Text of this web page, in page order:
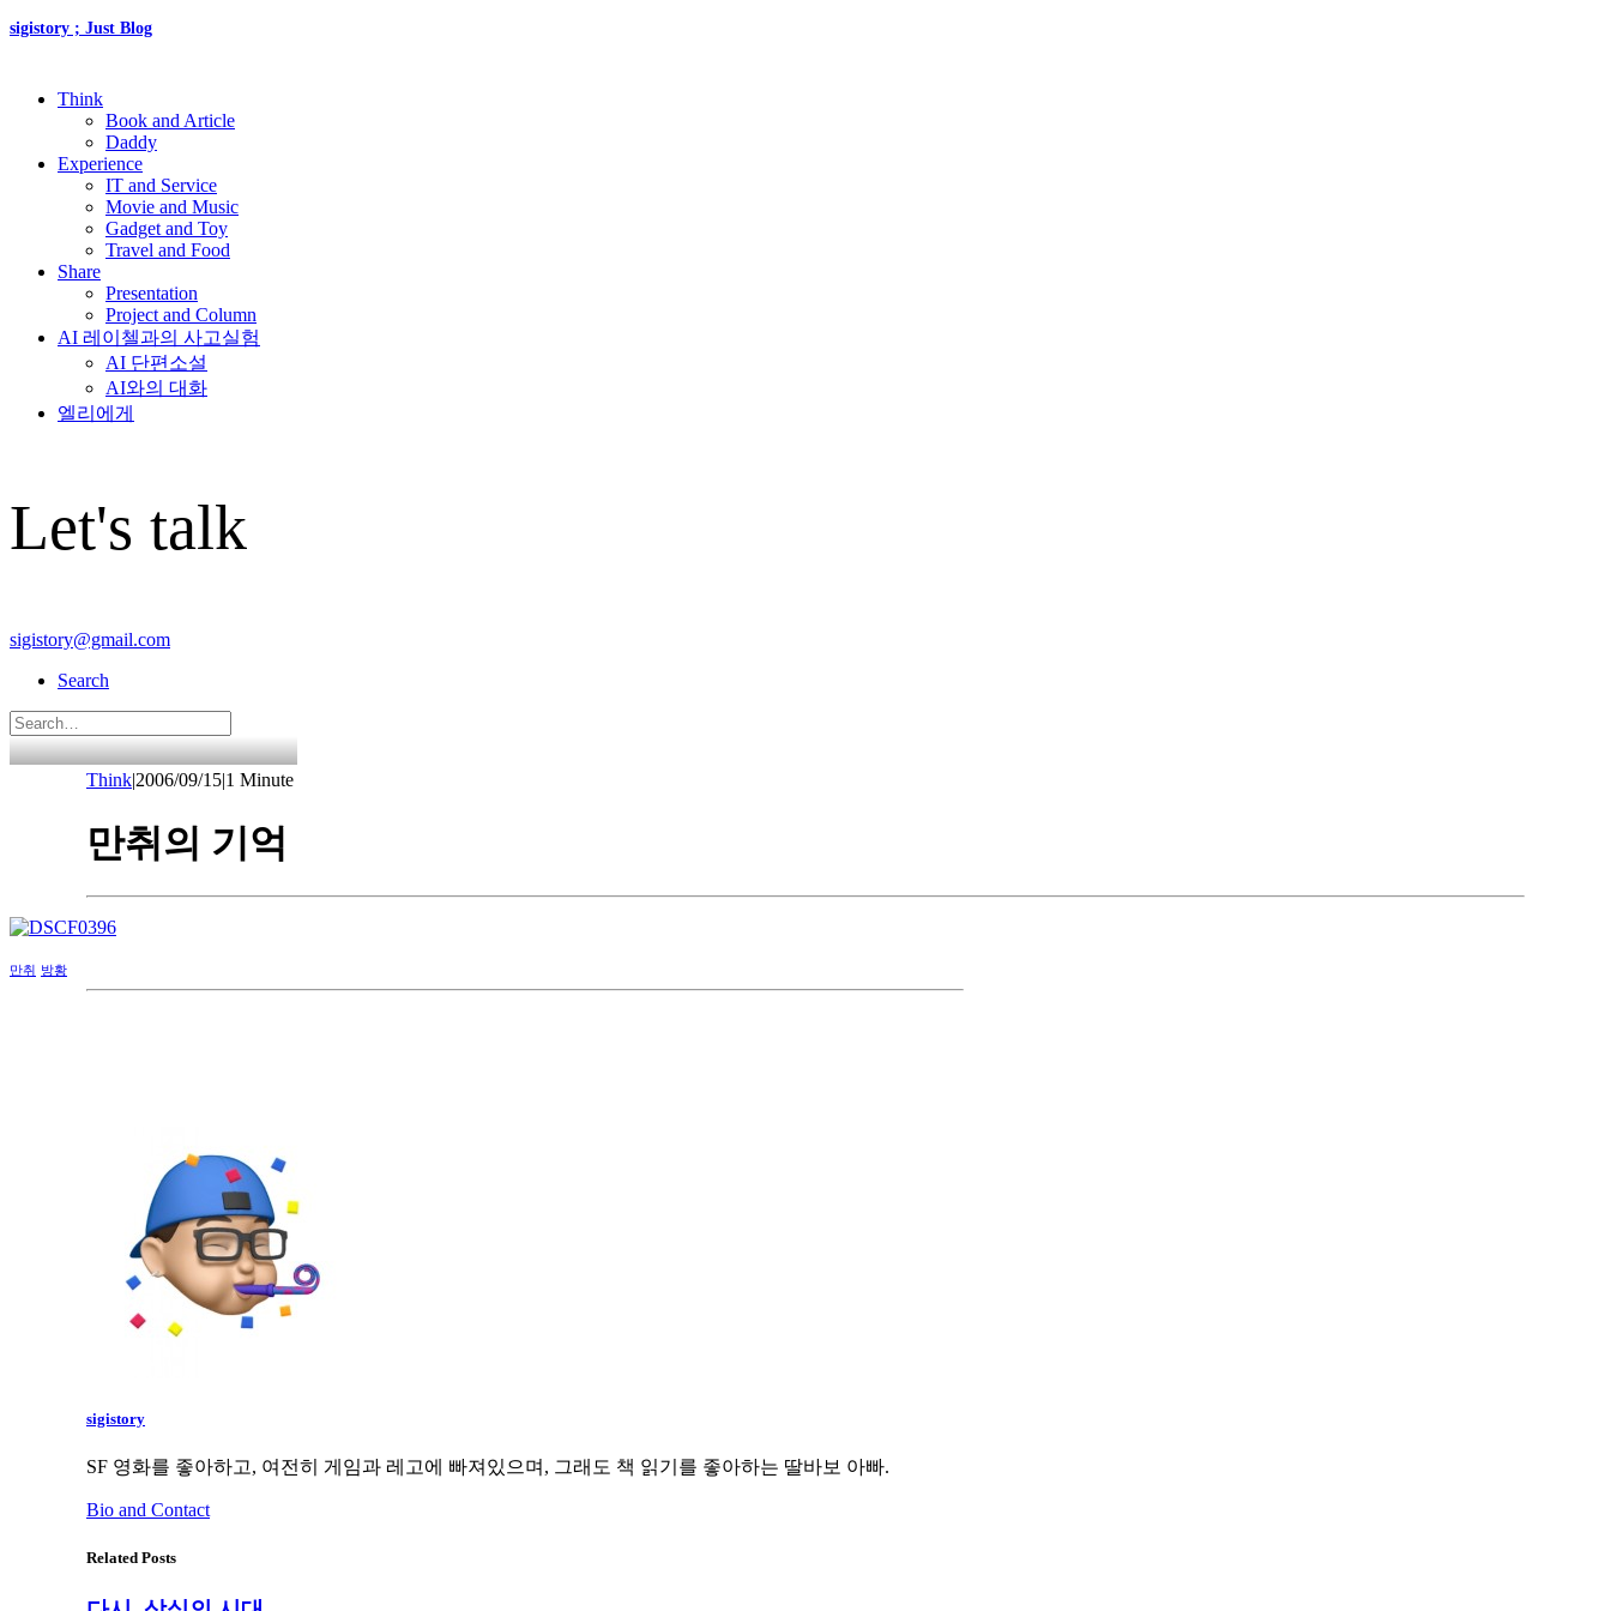
sigistory ; Just Blog
Think
Book and Article
Daddy
Experience
IT and Service
Movie and Music
Gadget and Toy
Travel and Food
Share
Presentation
Project and Column
AI 레이첼과의 사고실험
AI 단편소설
AI와의 대화
엘리에게
Let's talk
sigistory@gmail.com
Search
Think|2006/09/15|1 Minute
만취의 기억
만취 방황
sigistory
SF 영화를 좋아하고, 여전히 게임과 레고에 빠져있으며, 그래도 책 읽기를 좋아하는 딸바보 아빠.
Bio and Contact
Related Posts